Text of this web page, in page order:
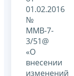
01.02.2016
№
ММВ-7-
3/51@
«О
внесении
изменений